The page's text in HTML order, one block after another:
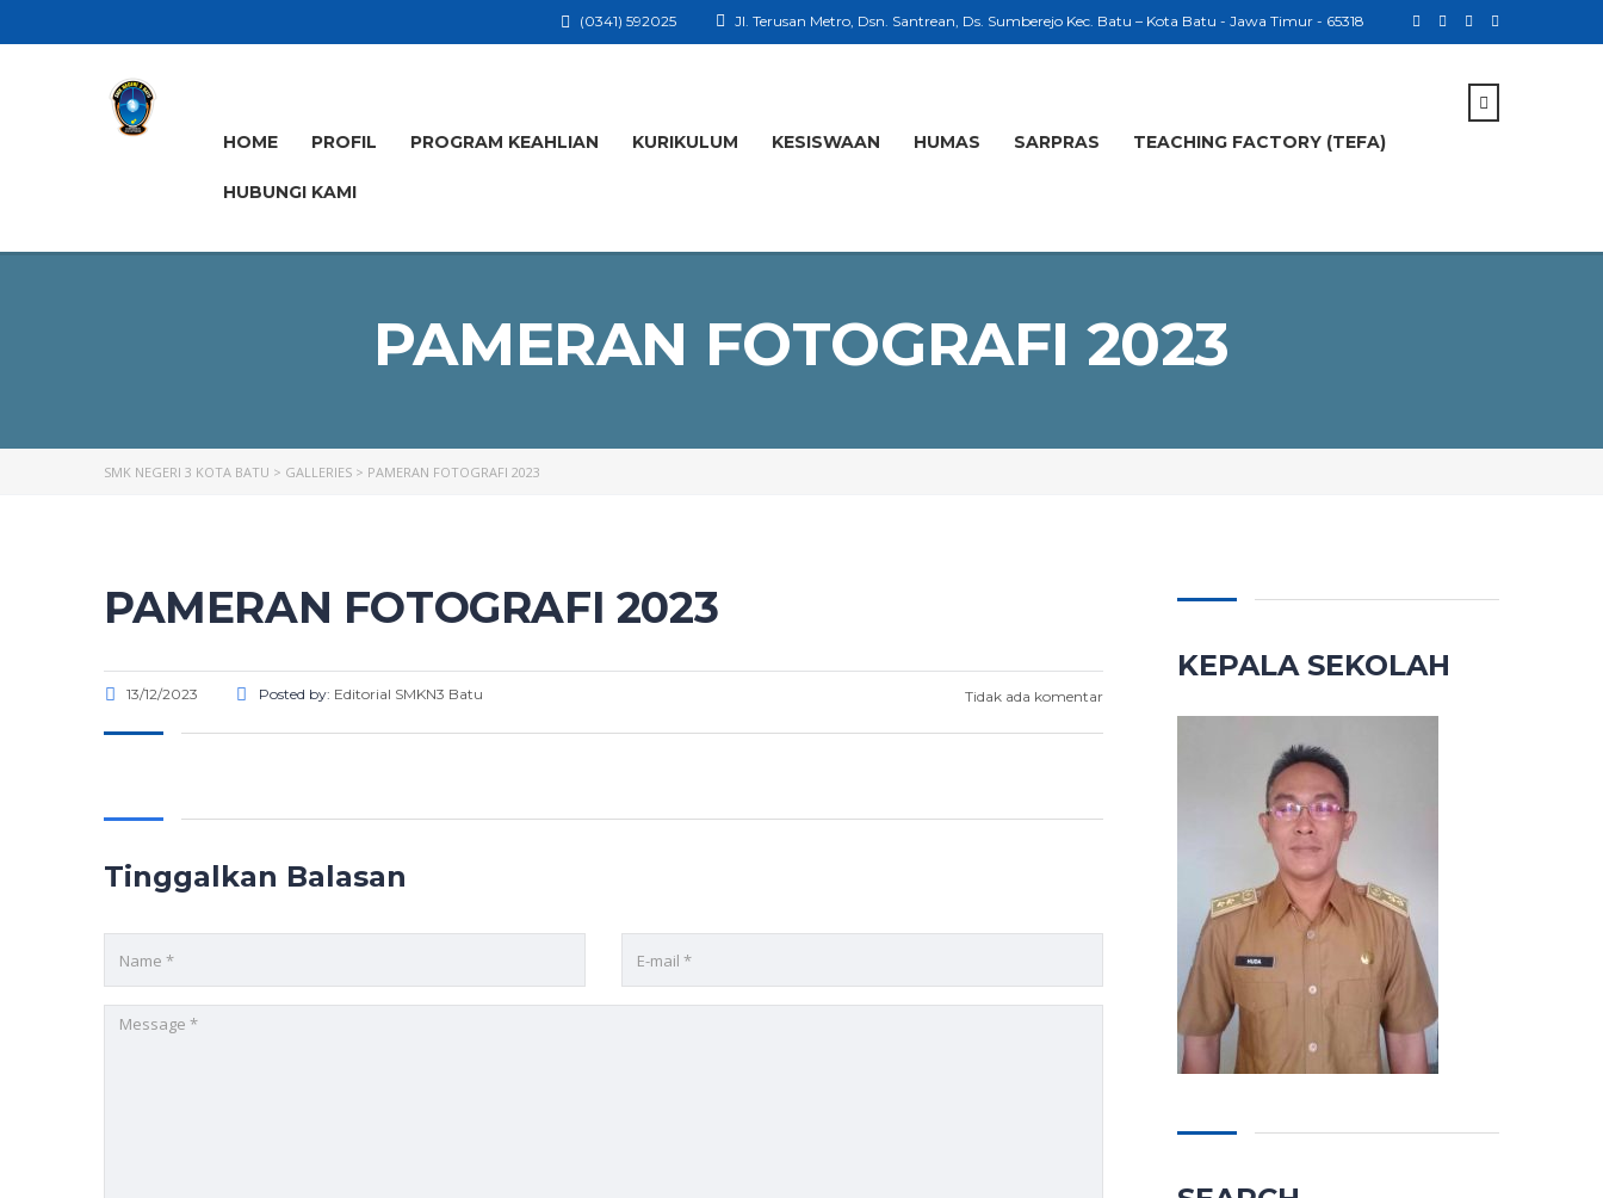
Jl. Terusan Metro, Dsn. Santrean, Ds. Sumberejo Kec. Batu – Kota Batu - Jawa Timur - 65318
(0341) 592025
HOME PROFIL PROGRAM KEAHLIAN KURIKULUM KESISWAAN HUMAS SARPRAS TEACHING FACTORY (TEFA)
HUBUNGI KAMI
PAMERAN FOTOGRAFI 2023
SMK NEGERI 3 KOTA BATU > GALLERIES > PAMERAN FOTOGRAFI 2023
PAMERAN FOTOGRAFI 2023
13/12/2023 Posted by: Editorial SMKN3 Batu Tidak ada komentar
Tinggalkan Balasan
KEPALA SEKOLAH